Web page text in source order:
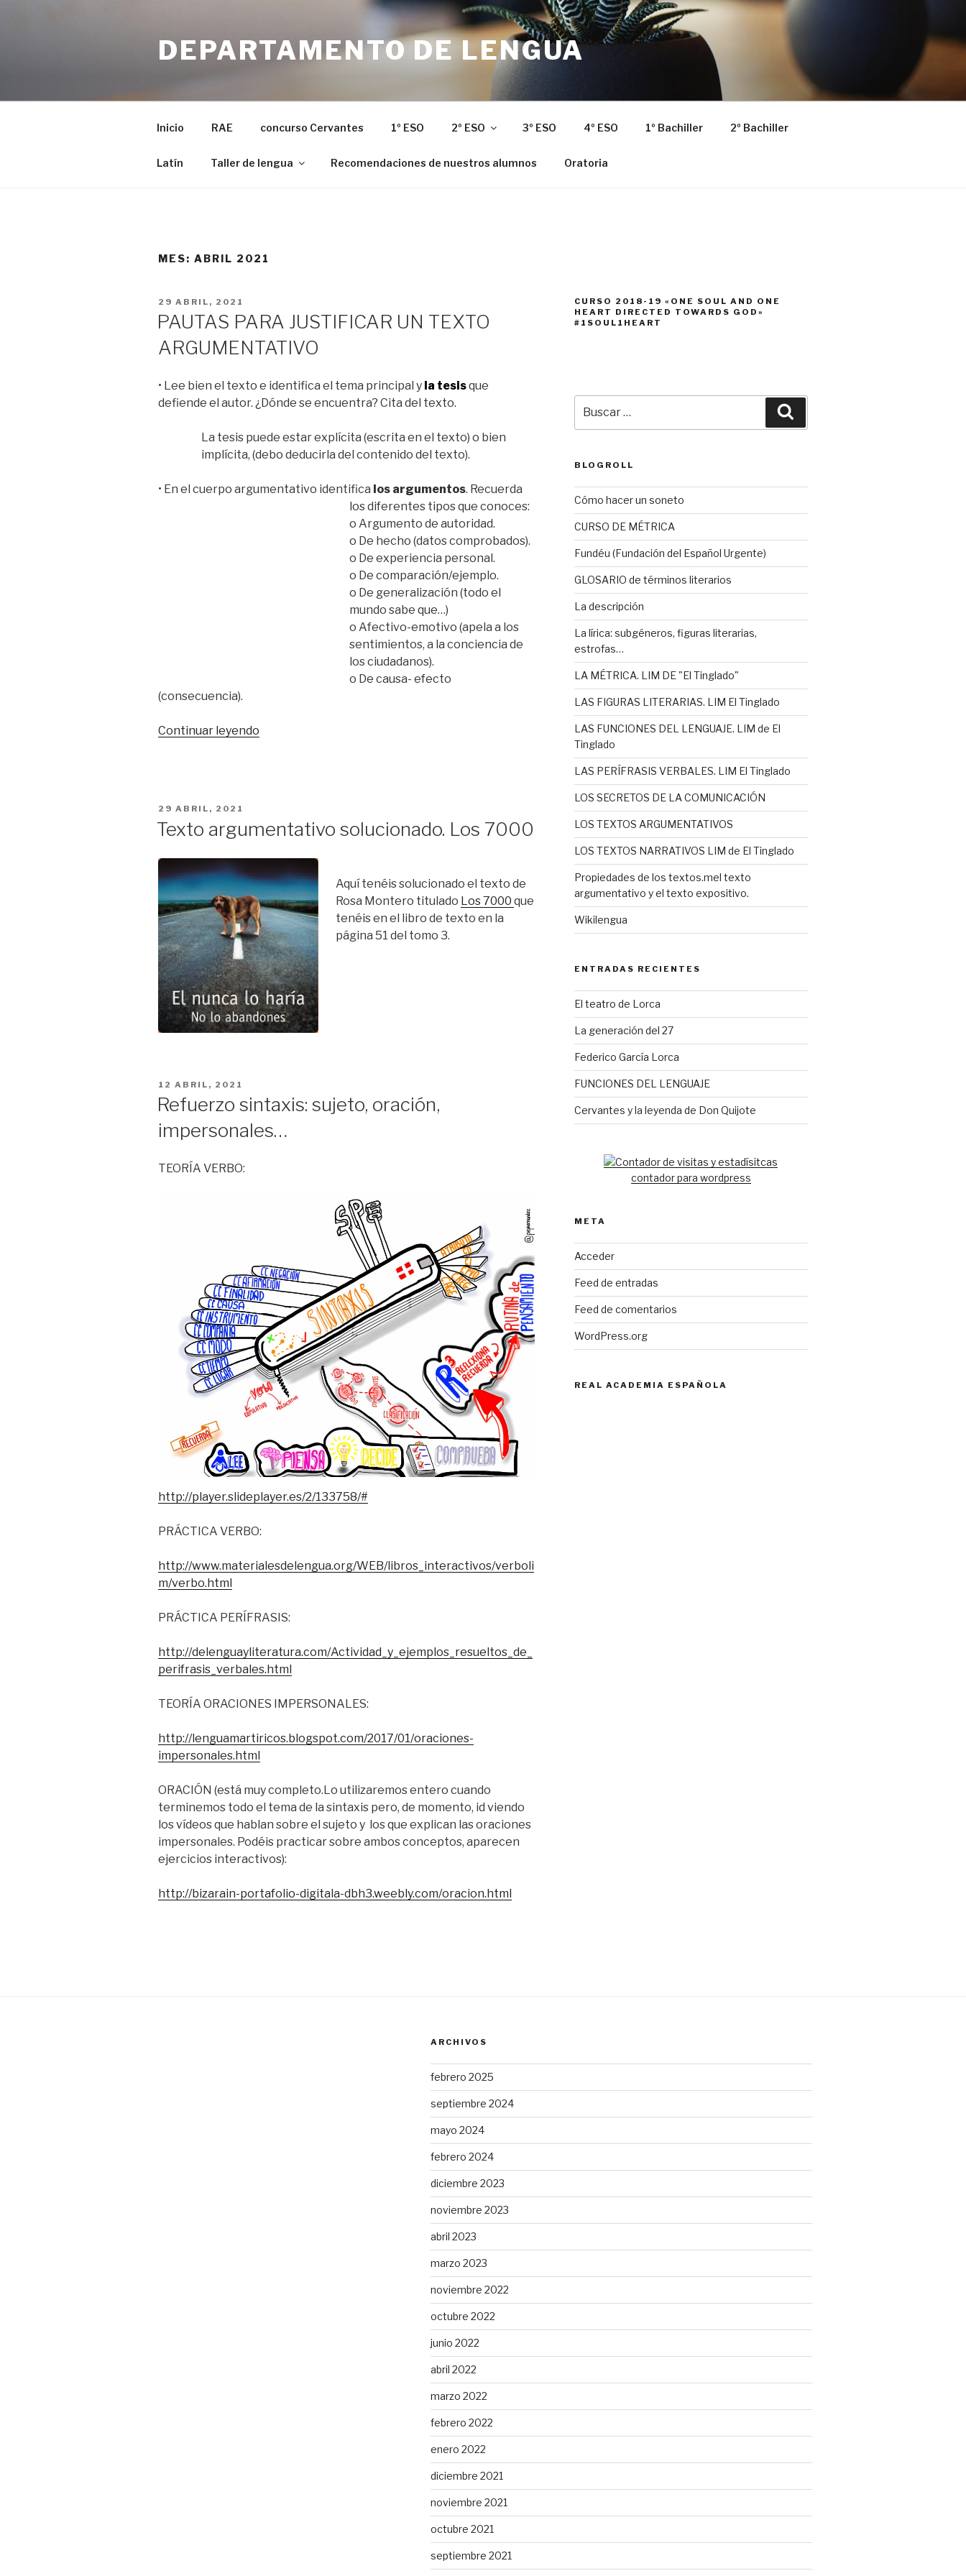
DEPARTAMENTO DE LENGUA
Inicio RAE concurso Cervantes 1º ESO 2º ESO 3º ESO 4º ESO 1º Bachiller 2º Bachiller
Latín Taller de lengua Recomendaciones de nuestros alumnos Oratoria
MES: ABRIL 2021
PUBLICADO
29 ABRIL, 2021
PAUTAS PARA JUSTIFICAR UN TEXTO
ARGUMENTATIVO
• Lee bien el texto e identifica el tema principal y la tesisque
defiende el autor. ¿Dónde se encuentra? Cita del texto.
La tesis puede estar explícita (escrita en el texto) o bien
implícita, (debo deducirla del contenido del texto).
• En el cuerpo argumentativo identifica los argumentos. Recuerda
los diferentes tipos que conoces:
o Argumento de autoridad.
o De hecho (datos comprobados).
o De experiencia personal.
o De comparación/ejemplo.
o De generalización (todo el
mundo sabe que…)
o Afectivo-emotivo (apela a los
sentimientos, a la conciencia de
los ciudadanos).
o De causa- efecto
(consecuencia).
Continuar leyendo
PUBLICADO
29 ABRIL, 2021
Texto argumentativo solucionado. Los 7000
Aquí tenéis solucionado el texto de
Rosa Montero titulado Los 7000 que
tenéis en el libro de texto en la
página 51 del tomo 3.
PUBLICADO
12 ABRIL, 2021
Refuerzo sintaxis: sujeto, oración,
impersonales…
TEORÍA VERBO:
http://player.slideplayer.es/2/133758/#
PRÁCTICA VERBO:
http://www.materialesdelengua.org/WEB/libros_interactivos/verboli
m/verbo.html
PRÁCTICA PERÍFRASIS:
http://delenguayliteratura.com/Actividad_y_ejemplos_resueltos_de_
perifrasis_verbales.html
TEORÍA ORACIONES IMPERSONALES:
http://lenguamartiricos.blogspot.com/2017/01/oraciones-
impersonales.html
ORACIÓN (está muy completo.Lo utilizaremos entero cuando
terminemos todo el tema de la sintaxis pero, de momento, id viendo
los vídeos que hablan sobre el sujeto y los que explican las oraciones
impersonales. Podéis practicar sobre ambos conceptos, aparecen
ejercicios interactivos):
http://bizarain-portafolio-digitala-dbh3.weebly.com/oracion.html
CURSO 2018-19 «ONE SOUL AND ONE
HEART DIRECTED TOWARDS GOD»
#1SOUL1HEART
por:
BLOGROLL
Cómo hacer un soneto
CURSO DE MÉTRICA
Fundéu (Fundación del Español Urgente)
GLOSARIO de términos literarios
La descripción
La lírica: subgéneros, figuras literarias,
estrofas…
LA MÉTRICA. LIM DE "El Tinglado"
LAS FIGURAS LITERARIAS. LIM El Tinglado
LAS FUNCIONES DEL LENGUAJE. LIM de El
Tinglado
LAS PERÍFRASIS VERBALES. LIM El Tinglado
LOS SECRETOS DE LA COMUNICACIÓN
LOS TEXTOS ARGUMENTATIVOS
LOS TEXTOS NARRATIVOS LIM de El Tinglado
Propiedades de los textos.mel texto
argumentativo y el texto expositivo.
Wikilengua
ENTRADAS RECIENTES
El teatro de Lorca
La generación del 27
Federico García Lorca
FUNCIONES DEL LENGUAJE
Cervantes y la leyenda de Don Quijote
contador para wordpress
META
Acceder
Feed de entradas
Feed de comentarios
WordPress.org
REAL ACADEMIA ESPAÑOLA
ARCHIVOS
febrero 2025
septiembre 2024
mayo 2024
febrero 2024
diciembre 2023
noviembre 2023
abril 2023
marzo 2023
noviembre 2022
octubre 2022
junio 2022
abril 2022
marzo 2022
febrero 2022
enero 2022
diciembre 2021
noviembre 2021
octubre 2021
septiembre 2021